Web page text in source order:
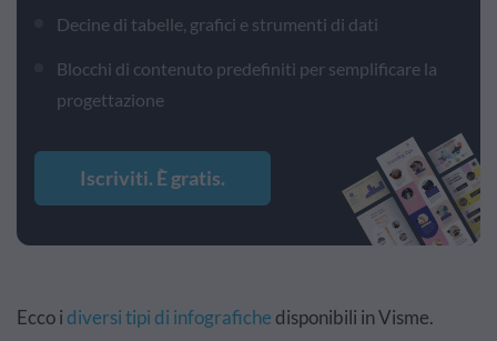
Decine di tabelle, grafici e strumenti di dati
Blocchi di contenuto predefiniti per semplificare la
progettazione
Iscriviti. È gratis.
Ecco idiversi tipi di infografiche disponibili in Visme.